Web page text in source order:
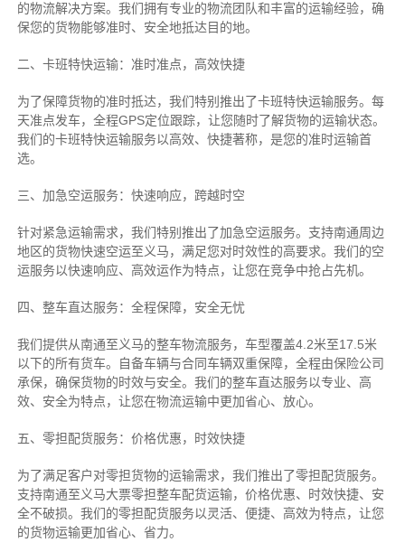
的物流解决方案。我们拥有专业的物流团队和丰富的运输经验，确
保您的货物能够准时、安全地抵达目的地。
二、卡班特快运输：准时准点，高效快捷
为了保障货物的准时抵达，我们特别推出了卡班特快运输服务。每
天准点发车，全程GPS定位跟踪，让您随时了解货物的运输状态。
我们的卡班特快运输服务以高效、快捷著称，是您的准时运输首
选。
三、加急空运服务：快速响应，跨越时空
针对紧急运输需求，我们特别推出了加急空运服务。支持南通周边
地区的货物快速空运至义马，满足您对时效性的高要求。我们的空
运服务以快速响应、高效运作为特点，让您在竞争中抢占先机。
四、整车直达服务：全程保障，安全无忧
我们提供从南通至义马的整车物流服务，车型覆盖4.2米至17.5米
以下的所有货车。自备车辆与合同车辆双重保障，全程由保险公司
承保，确保货物的时效与安全。我们的整车直达服务以专业、高
效、安全为特点，让您在物流运输中更加省心、放心。
五、零担配货服务：价格优惠，时效快捷
为了满足客户对零担货物的运输需求，我们推出了零担配货服务。
支持南通至义马大票零担整车配货运输，价格优惠、时效快捷、安
全不破损。我们的零担配货服务以灵活、便捷、高效为特点，让您
的货物运输更加省心、省力。